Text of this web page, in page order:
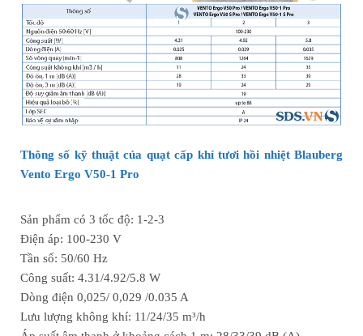
Thông số kỹ thuật của quạt cấp khí tươi hồi nhiệt Blauberg
Vento Ergo V50-1 Pro
Sản phẩm có 3 tốc độ: 1-2-3
Điện áp: 100-230 V
Tần số: 50/60 Hz
Công suất: 4.31/4.92/5.8 W
Dòng điện 0,025/ 0,029 /0.035 A
Lưu lượng không khí: 11/24/35 m³/h